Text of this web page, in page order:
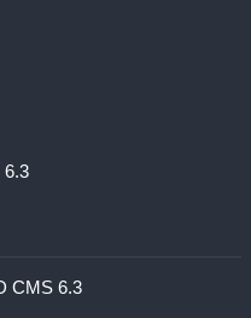
6.3
CMS 6.3